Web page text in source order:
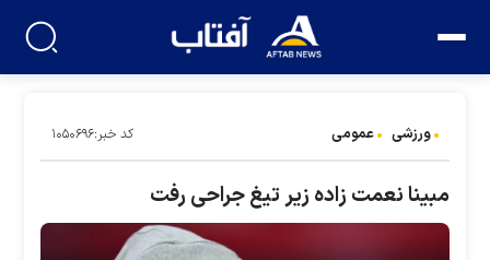
ورزشی عمومی کد خبر:۱۰۵۰۶۹۶
مبینا نعمت زاده زیر تیغ جراحی رفت